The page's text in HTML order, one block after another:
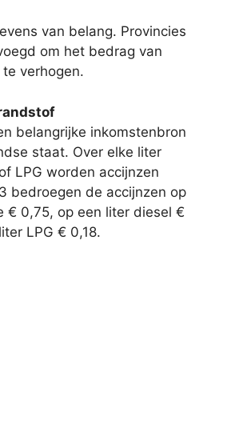
van belang. Provincies
om het bedrag van
verhogen.
belangrijke inkomstenbron
staat. Over elke liter
LPG worden accijnzen
bedroegen de accijnzen op
€ 0,75, op een liter diesel €
LPG € 0,18.